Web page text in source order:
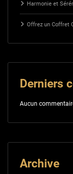
Harmonie et
Offrez un Coffret
Derniers
Aucun
Archive